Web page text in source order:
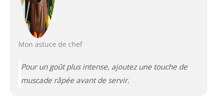
Mon astuce de chef
Pour un goût plus intense, ajoutez une touche de
muscade râpée avant de servir.